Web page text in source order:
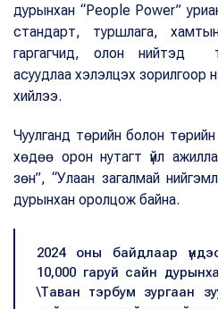
дурынхан “People Power”
стандарт, туршлага,
гаргагчид, олон нийтэд
асуудлаа хэлэлцэх зорилгоор
хийлээ.
Чуулганд төрийн болон төрийн
хөдөө орон нутагт үйл
зөн”, “Улаан загалмай
дурынхан оролцож байна.
2024 оны байдлаар
10,000 гаруй сайн
\Таван тэрбум зургаан